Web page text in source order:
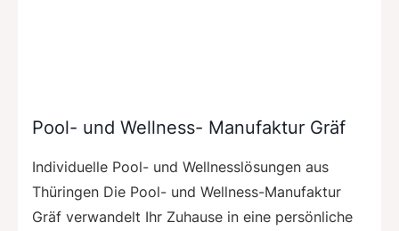
Pool- und Wellness- Manufaktur Gräf
Individuelle Pool- und Wellnesslösungen aus
Thüringen Die Pool- und Wellness-Manufaktur
Gräf verwandelt Ihr Zuhause in eine persönliche